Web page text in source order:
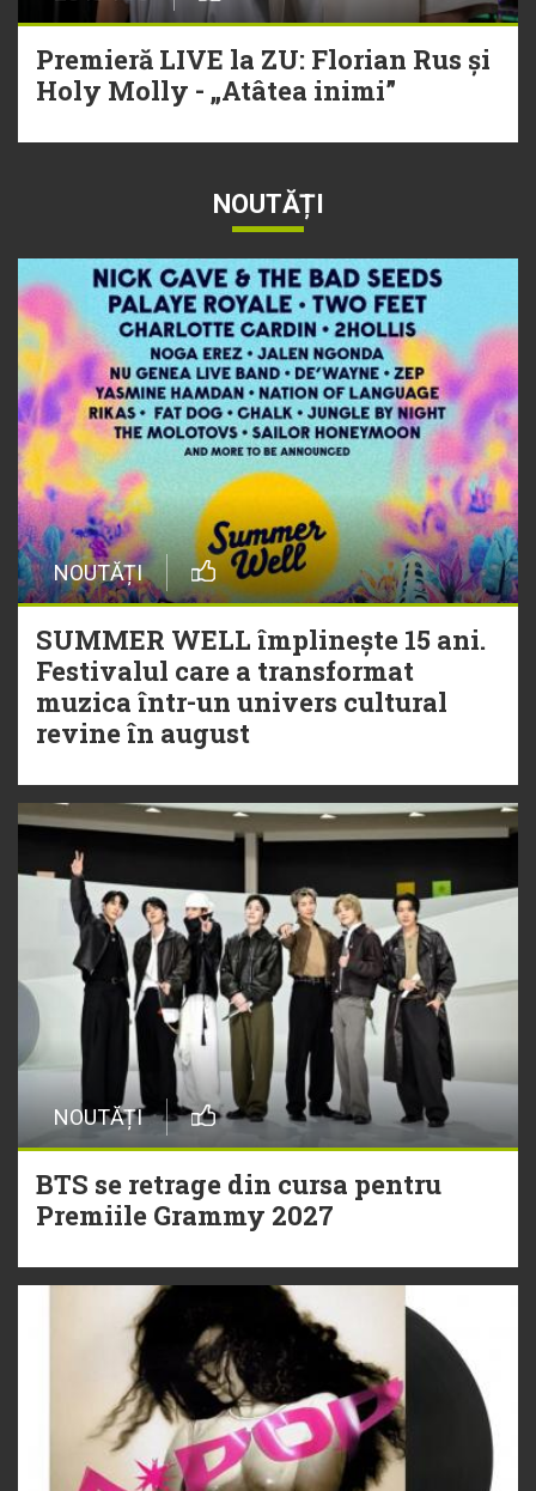
Premieră LIVE la ZU: Florian Rus și
Holy Molly - „Atâtea inimi”
NOUTĂȚI
NOUTĂȚI
SUMMER WELL împlinește 15 ani.
Festivalul care a transformat
muzica într-un univers cultural
revine în august
NOUTĂȚI
BTS se retrage din cursa pentru
Premiile Grammy 2027